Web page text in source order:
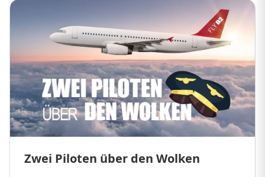
Zwei Piloten über den Wolken